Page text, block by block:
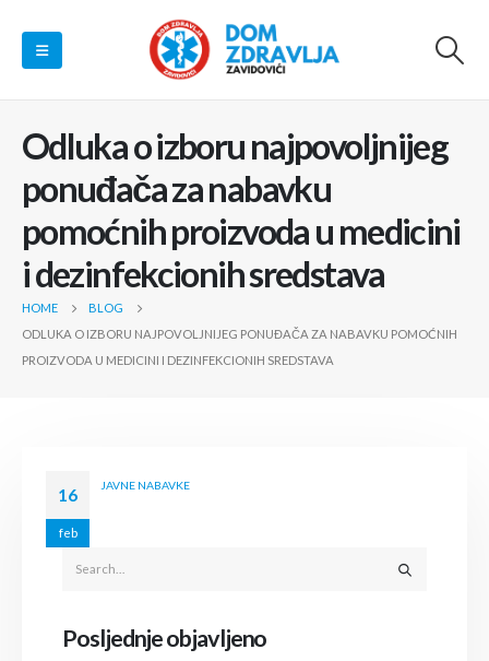
Odluka o izboru najpovoljnijeg
ponuđača za nabavku
pomoćnih proizvoda u medicini
i dezinfekcionih sredstava
HOME
BLOG
ODLUKA O IZBORU NAJPOVOLJNIJEG PONUĐAČA ZA NABAVKU POMOĆNIH
PROIZVODA U MEDICINI I DEZINFEKCIONIH SREDSTAVA
16
feb
JAVNE NABAVKE
Posljednje objavljeno